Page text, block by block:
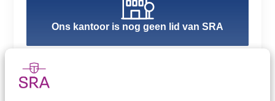
Ons kantoor is nog geen lid van SRA